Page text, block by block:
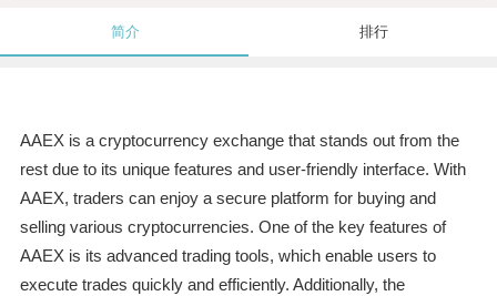
简介 排行
AAEX is a cryptocurrency exchange that stands out from the
rest due to its unique features and user-friendly interface. With
AAEX, traders can enjoy a secure platform for buying and
selling various cryptocurrencies. One of the key features of
AAEX is its advanced trading tools, which enable users to
execute trades quickly and efficiently. Additionally, the